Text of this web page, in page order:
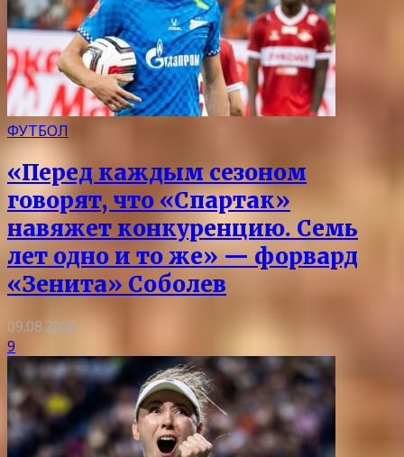
ФУТБОЛ
«Перед каждым сезоном
говорят, что «Спартак»
навяжет конкуренцию. Семь
лет одно и то же» — форвард
«Зенита» Соболев
09.08.2026
9